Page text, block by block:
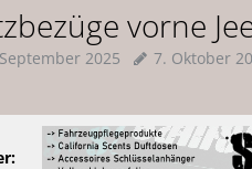
vorne
2025 7. Oktober